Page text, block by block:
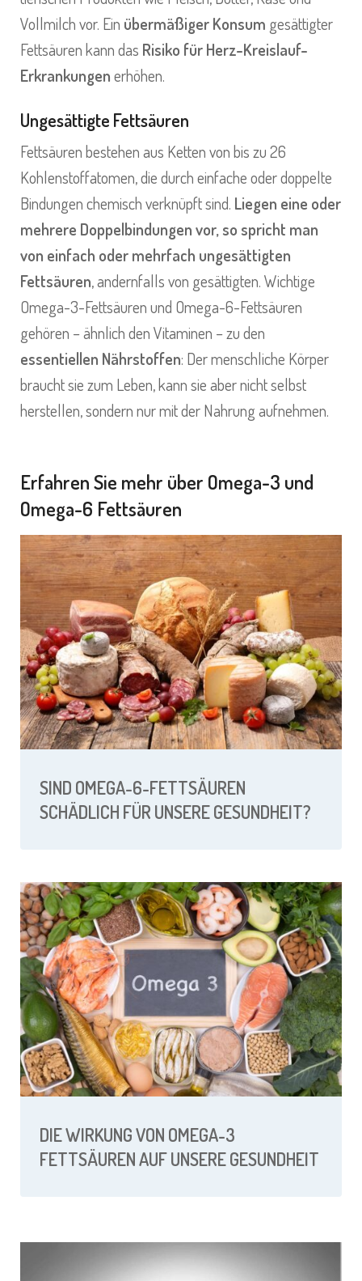
Vollmilch vor. Ein übermäßiger Konsum gesättigter
Fettsäuren kann das Risiko für Herz-Kreislauf-
Erkrankungenerhöhen.
Ungesättigte Fettsäuren
Fettsäuren bestehen aus Ketten von bis zu 26
Kohlenstoffatomen, die durch einfache oder doppelte
Bindungen chemisch verknüpft sind. Liegen eine oder
mehrere Doppelbindungen vor, so spricht man
von einfach oder mehrfach ungesättigten
Fettsäuren, andernfalls von gesättigten. Wichtige
Omega-3-Fettsäuren und Omega-6-Fettsäuren
gehören – ähnlich den Vitaminen – zu den
essentiellen Nährstoffen: Der menschliche Körper
braucht sie zum Leben, kann sie aber nicht selbst
herstellen, sondern nur mit der Nahrung aufnehmen.
Erfahren Sie mehr über Omega-3 und
Omega-6 Fettsäuren
SIND OMEGA-6-FETTSÄUREN
SCHÄDLICH FÜR UNSERE GESUNDHEIT?
DIE WIRKUNG VON OMEGA-3
FETTSÄUREN AUF UNSERE GESUNDHEIT